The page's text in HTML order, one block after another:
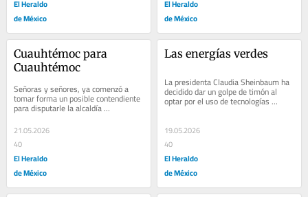
El Heraldo
de México
El Heraldo
de México
Cuauhtémoc para
Cuauhtémoc
Señoras y señores, ya comenzó a
tomar forma un posible contendiente
para disputarle la alcaldía
Cuauhtémoc a Alessandra Rojo de la
Vega: el...
21.05.2026
40
El Heraldo
de México
Las energías verdes
La presidenta Claudia Sheinbaum ha
decidido dar un golpe de timón al
optar por el uso de tecnologías
avanzadas como la energía eólica, el
19.05.2026
40
El Heraldo
de México